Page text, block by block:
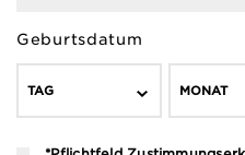
Geburtsdatum
TAG MONAT